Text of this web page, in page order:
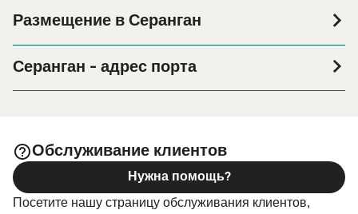
Размещение в Серанган
или его окрестностях перед или после вашей поездки,
или если вы ищете вариант проживания на весь
Серанган - адрес порта
Jl. Tukad Punggawa, Serangan, Denpasar Selatan, Bali
Punggawa No. 25, Serangan. (At Agus Bar & Restaurant
Turtle Island, Denpasar – Bali).
Обслуживание клиентов
Посетите нашу страницу обслуживания клиентов,
Нужна помощь?